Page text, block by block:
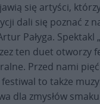
się artyści,
dali się poznać z
Pałyga. Spektakl
ten duet otworzy
Przed nami
to także
dla zmysłów